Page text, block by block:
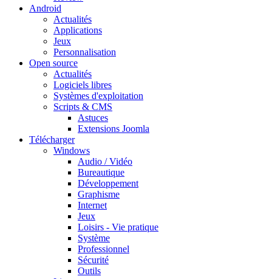
Android
Actualités
Applications
Jeux
Personnalisation
Open source
Actualités
Logiciels libres
Systèmes d'exploitation
Scripts & CMS
Astuces
Extensions Joomla
Télécharger
Windows
Audio / Vidéo
Bureautique
Développement
Graphisme
Internet
Jeux
Loisirs - Vie pratique
Système
Professionnel
Sécurité
Outils